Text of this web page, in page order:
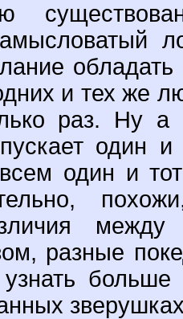
обладать
и тех же
раз. Ну
один
один и
разные